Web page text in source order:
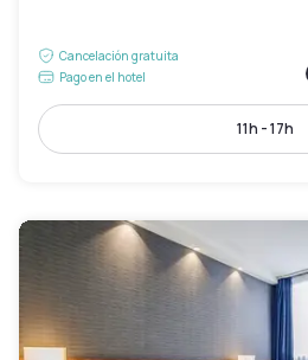
Cancelación gratuita
Pago en el hotel
11h - 17h